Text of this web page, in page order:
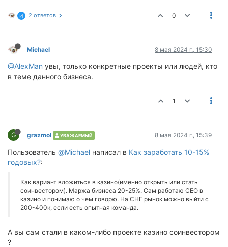
И 2 ответов 0
Michael 8 мая 2024 г., 15:30
@AlexMan увы, только конкретные проекты или людей, кто
в теме данного бизнеса.
1
G grazmol УВАЖАЕМЫЙ 8 мая 2024 г., 15:39
Пользователь @Michael написал в Как заработать 10-15%
годовых?:
Как вариант вложиться в казино(именно открыть или стать
соинвестором). Маржа бизнеса 20-25%. Сам работаю CEO в
казино и понимаю о чем говорю. На СНГ рынок можно выйти с
200-400к, если есть опытная команда.
А вы сам стали в каком-либо проекте казино соинвестором
?